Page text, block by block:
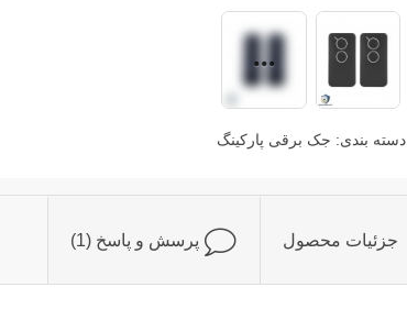
دسته بندی: جک برقی پارکینگ
جزئیات محصول پرسش و پاسخ (1)